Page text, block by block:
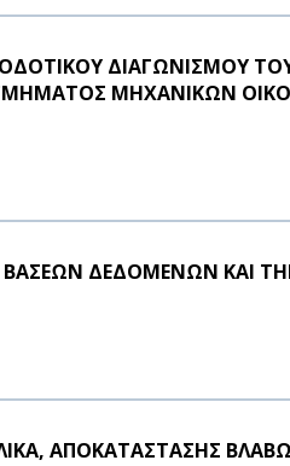
ΔΙΑΓΩΝΙΣΜΟΥ
ΜΗΧΑΝΙΚΩΝ
ΔΕΔΟΜΕΝΩΝ ΚΑΙ ΤΗΝ
ΑΠΟΚΑΤΑΣΤΑΣΗΣ